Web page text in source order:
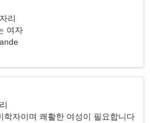
리
여자
학자이며 쾌활한 여성이 필요합니다